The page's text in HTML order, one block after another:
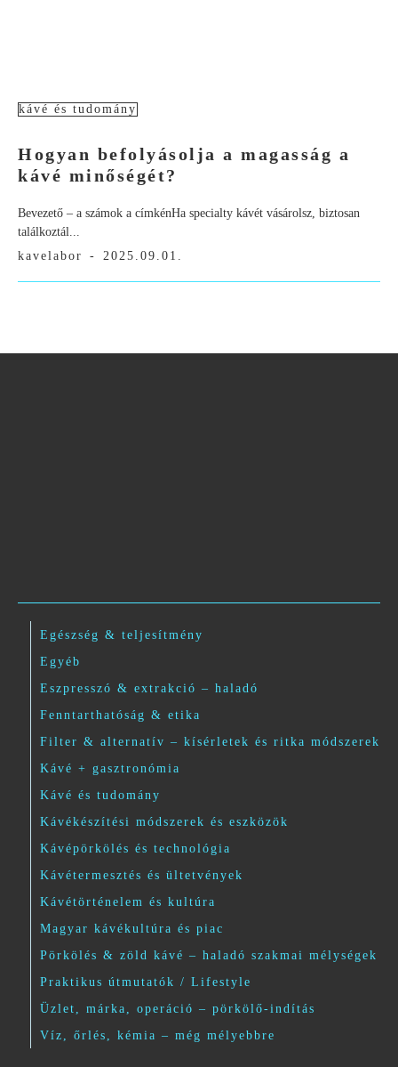
kávé és tudomány
Hogyan befolyásolja a magasság a
kávé minőségét?
Bevezető – a számok a címkénHa specialty kávét vásárolsz, biztosan
találkoztál...
kavelabor
- 2025.09.01.
Egészség & teljesítmény
Egyéb
Eszpresszó & extrakció – haladó
Fenntarthatóság & etika
Filter & alternatív – kísérletek és ritka módszerek
Kávé + gasztronómia
Kávé és tudomány
Kávékészítési módszerek és eszközök
Kávépörkölés és technológia
Kávétermesztés és ültetvények
Kávétörténelem és kultúra
Magyar kávékultúra és piac
Pörkölés & zöld kávé – haladó szakmai mélységek
Praktikus útmutatók / Lifestyle
Üzlet, márka, operáció – pörkölő-indítás
Víz, őrlés, kémia – még mélyebbre